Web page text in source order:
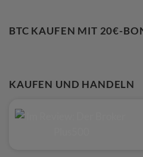
BTC KAUFEN MIT 20€-
KAUFEN UND HANDELN